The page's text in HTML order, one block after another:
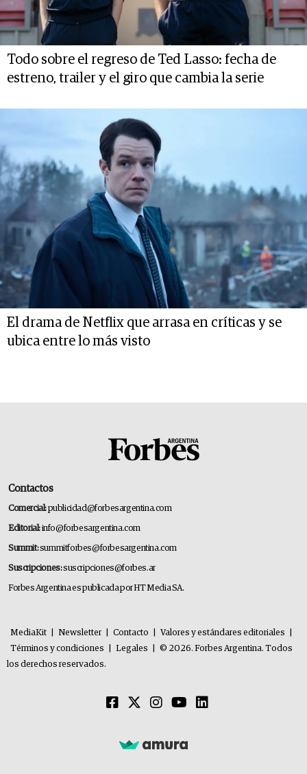
Todo sobre el regreso de Ted Lasso: fecha de
estreno, trailer y el giro que cambia la serie
El drama de Netflix que arrasa en críticas y se
ubica entre lo más visto
Contactos
Comercial:publicidad@forbesargentina.com
Editorial:info@forbesargentina.com
Summit:summitforbes@forbesargentina.com
Suscripciones:suscripciones@forbes.ar
Forbes Argentina es publicada por HT Media SA.
MediaKit Newsletter Contacto Valores y estándares editoriales
Términos y condiciones
Legales
© 2026. Forbes Argentina. Todos
los derechos reservados.